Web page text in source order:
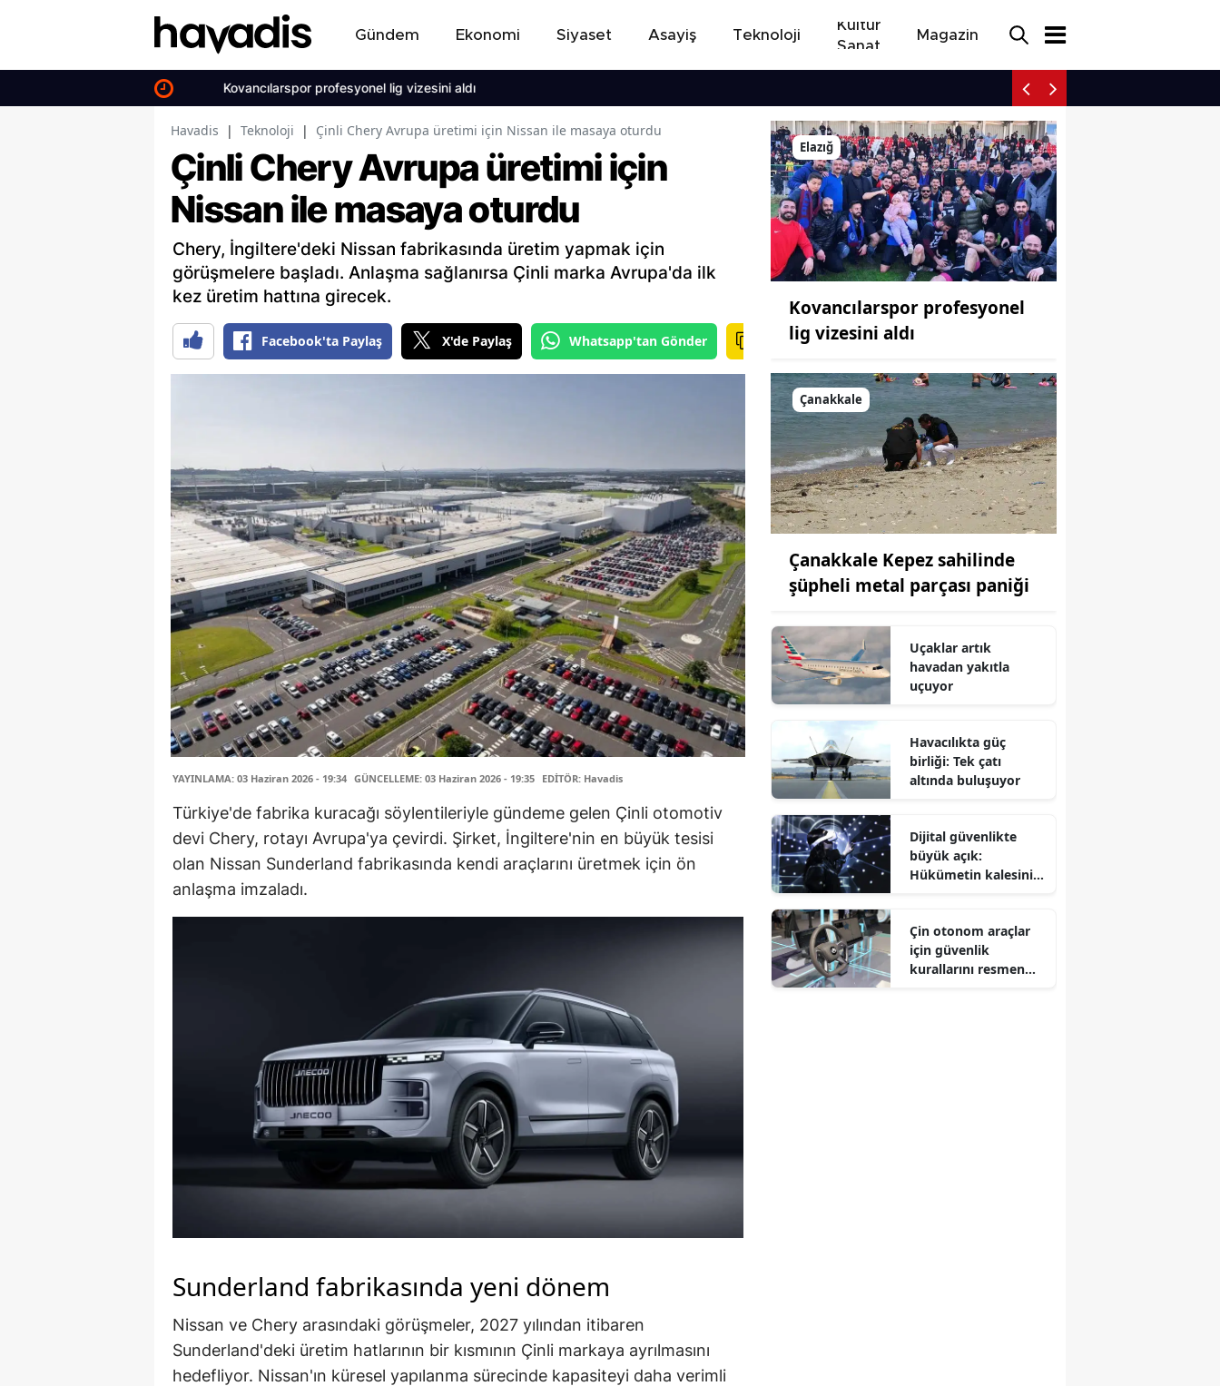
Gündem Ekonomi Siyaset Asayiş Teknoloji
Kültür
Sanat
Magazin
Kovancılarspor profesyonel lig vizesini aldı
Havadis | Teknoloji | Çinli Chery Avrupa üretimi için Nissan ile masaya oturdu
Çinli Chery Avrupa üretimi için
Nissan ile masaya oturdu
Chery, İngiltere'deki Nissan fabrikasında üretim yapmak için
görüşmelere başladı. Anlaşma sağlanırsa Çinli marka Avrupa'da ilk
kez üretim hattına girecek.
Facebook'ta Paylaş X'de Paylaş Whatsapp'tan Gönder
YAYINLAMA: 03 Haziran 2026 - 19:34 GÜNCELLEME: 03 Haziran 2026 - 19:35 EDİTÖR: Havadis
Türkiye'de fabrika kuracağı söylentileriyle gündeme gelen Çinli otomotiv
devi Chery, rotayı Avrupa'ya çevirdi. Şirket, İngiltere'nin en büyük tesisi
olan Nissan Sunderland fabrikasında kendi araçlarını üretmek için ön
anlaşma imzaladı.
Sunderland fabrikasında yeni dönem
Nissan ve Chery arasındaki görüşmeler, 2027 yılından itibaren
Sunderland'deki üretim hatlarının bir kısmının Çinli markaya ayrılmasını
hedefliyor. Nissan'ın küresel yapılanma sürecinde kapasiteyi daha verimli
Elazığ
Kovancılarspor profesyonel
lig vizesini aldı
Çanakkale
Çanakkale Kepez sahilinde
şüpheli metal parçası paniği
Uçaklar artık
havadan yakıtla
uçuyor
Havacılıkta güç
birliği: Tek çatı
altında buluşuyor
Dijital güvenlikte
büyük açık:
Hükümetin kalesini
Çin otonom araçlar
için güvenlik
kurallarını resmen